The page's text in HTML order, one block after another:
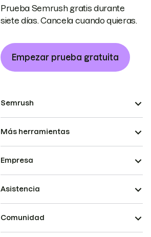
Prueba Semrush gratis durante
siete días. Cancela cuando quieras.
Empezar prueba gratuita
Semrush
Más herramientas
Empresa
Asistencia
Comunidad